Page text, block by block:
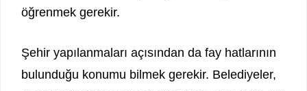
öğrenmek gerekir.
Şehir yapılanmaları açısından da fay hatlarının
bulunduğu konumu bilmek gerekir. Belediyeler,